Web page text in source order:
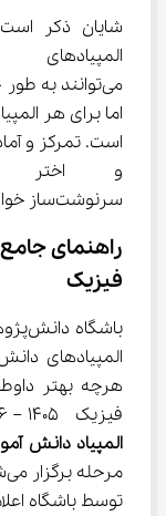
اما برای هر
است. تمرکز و
و اختر
سرنوشت‌ساز خواهد بود.
راهنمای جامع
فیزیک
هرچه بهتر
فیزیک  1405 – 1406 عنوان کرده است. با توجه به
المپیاد دانش